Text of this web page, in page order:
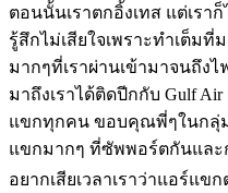
ตอนนั้นเราตกอิ้งเทส แต่เรา
รู้สึกไม่เสียใจเพราะทำเต็ม
มากๆที่เราผ่านเข้ามาจนถึง
มาถึงเราได้ติดปีกกับ Gulf
แขกทุกคน ขอบคุณพี่ๆในกลุ่
แขกมากๆ ที่ซัพพอร์ตกันและ
อยากเสียเวลาเราว่าแอร์แข